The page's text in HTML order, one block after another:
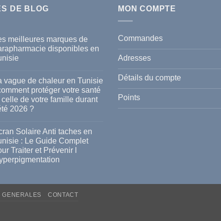
DE BLOG
meilleures marques de
disponibles en
vague de chaleur en Tunisie
protéger votre santé
celle de votre famille durant
2026 ?
Solaire Anti taches en
: Le Guide Complet
Traiter et Prévenir l
MON COMPTE
Commandes
Adresses
Détails du compte
Points
GENERALES CONTACT